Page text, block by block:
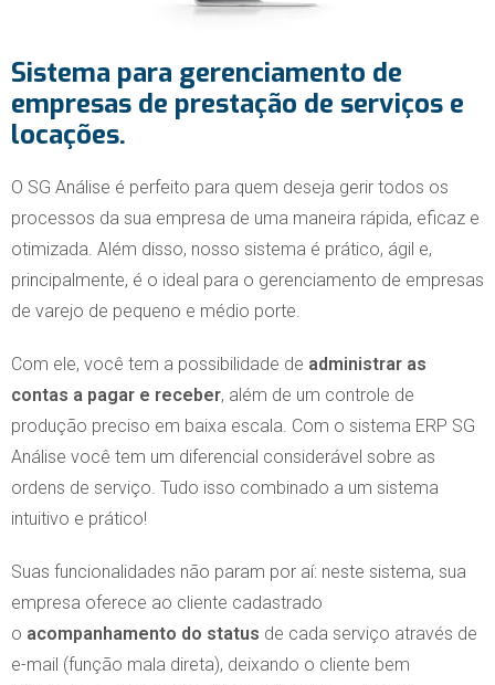
Sistema para gerenciamento de
empresas de prestação de serviços e
locações.
O SG Análise é perfeito para quem deseja gerir todos os
processos da sua empresa de uma maneira rápida, eficaz e
otimizada. Além disso, nosso sistema é prático, ágil e,
principalmente, é o ideal para o gerenciamento de empresas
de varejo de pequeno e médio porte.
Com ele, você tem a possibilidade de administrar as
contas a pagar e receber, além de um controle de
produção preciso em baixa escala. Com o sistema ERP SG
Análise você tem um diferencial considerável sobre as
ordens de serviço. Tudo isso combinado a um sistema
intuitivo e prático!
Suas funcionalidades não param por aí: neste sistema, sua
empresa oferece ao cliente cadastrado
o acompanhamento do status de cada serviço através de
e-mail (função mala direta), deixando o cliente bem